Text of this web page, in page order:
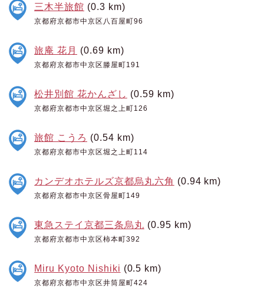
三木半旅館 (0.3 km)
京都府京都市中京区八百屋町96
旅庵 花月 (0.69 km)
京都府京都市中京区滕屋町191
松井別館 花かんざし (0.59 km)
京都府京都市中京区堀之上町126
旅館 こうろ (0.54 km)
京都府京都市中京区堀之上町114
カンデオホテルズ京都烏丸六角 (0.94 km)
京都府京都市中京区骨屋町149
東急ステイ京都三条烏丸 (0.95 km)
京都府京都市中京区柿本町392
Miru Kyoto Nishiki (0.5 km)
京都府京都市中京区井筒屋町424